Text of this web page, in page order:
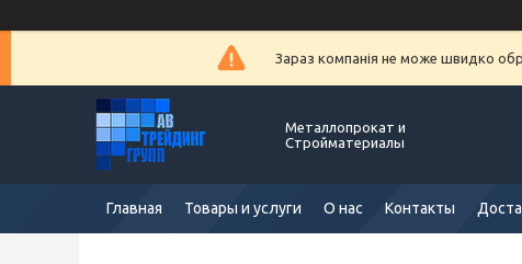
Зараз компанія не може швидко
Металлопрокат и
Стройматериалы
Главная Товары и услуги О нас Контакты